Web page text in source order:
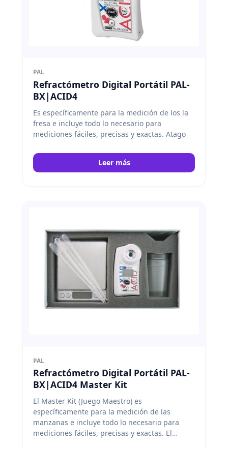
PAL
Refractómetro Digital Portátil PAL-
BX|ACID4
Es específicamente para la medición de los la
fresa e incluye todo lo necesario para
mediciones fáciles, precisas y exactas. Atago
Leer más
PAL
Refractómetro Digital Portátil PAL-
BX|ACID4 Master Kit
El Master Kit (Juego Maestro) es
específicamente para la medición de las
manzanas e incluye todo lo necesario para
mediciones fáciles, precisas y exactas. El